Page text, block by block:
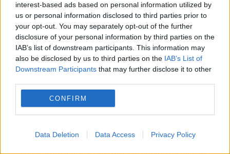
interest-based ads based on personal information utilized by
us or personal information disclosed to third parties prior to
your opt-out. You may separately opt-out of the further
disclosure of your personal information by third parties on the
IAB’s list of downstream participants. This information may
also be disclosed by us to third parties on the IAB’s List of
Downstream Participants that may further disclose it to other
CONFIRM
Data Deletion Data Access Privacy Policy
PSD cere activarea mecanismului european
de urgență pentru energie și susține